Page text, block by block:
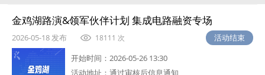
金鸡湖路演&领军伙伴计划 集成电路融资专场
2026-05-18 发布 18111 次
活动结束
开始时间： 2026-05-26 13:30